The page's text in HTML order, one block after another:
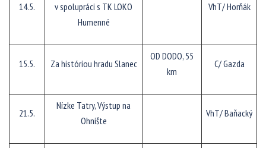
14.5.
v spolupráci s TK LOKO
Humenné
VhT/ Horňák
15.5. Za históriou hradu Slanec
OD DODO, 55
km
C/ Gazda
21.5.
Nízke Tatry, Výstup na
Ohnište
VhT/ Baňacký